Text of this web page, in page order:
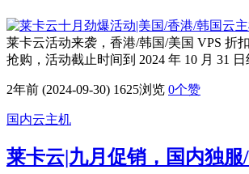
莱卡云活动来袭，香港/韩国/美国 VPS 折
抢购，活动截止时间到 2024 年 10 月 31
2年前 (2024-09-30) 1625浏览 0个赞
国内云主机
莱卡云|九月促销，国内独